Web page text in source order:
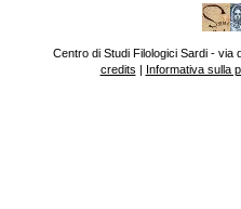
Centro di Studi Filologici Sardi - via
credits | Informativa sulla